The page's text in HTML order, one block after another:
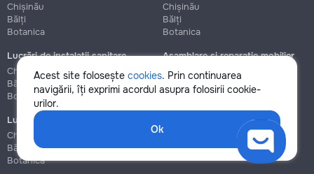
Acest site folosește cookies. Prin continuarea
navigării, îți exprimi acordul asupra folosirii cookie-
urilor.
Ok
Chișinău
Bălți
Botanica
Chișinău
Bălți
Botanica
Lucrări de instalații sanitare
Chișinău
Bălți
Botanica
Asamblare și reparație mobilier
Chișinău
Botanica
Lucrări de construcție și instalare
Chișinău
Bălți
Botanica